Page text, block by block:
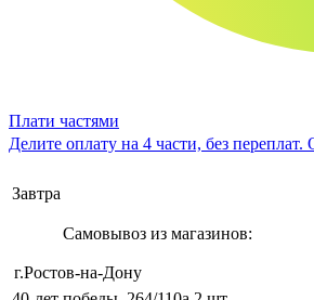
Плати частями
Делите оплату на 4 части, без переплат.
Завтра
Самовывоз из магазинов:
г.Ростов-на-Дону